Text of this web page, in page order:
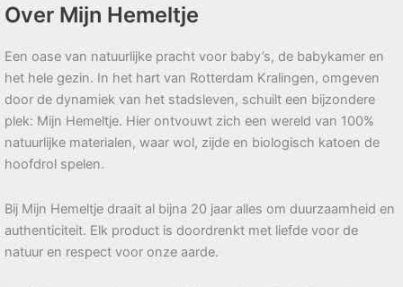
Over Mijn Hemeltje
Een oase van natuurlijke pracht voor baby’s, de babykamer en
het hele gezin. In het hart van Rotterdam Kralingen, omgeven
door de dynamiek van het stadsleven, schuilt een bijzondere
plek: Mijn Hemeltje. Hier ontvouwt zich een wereld van 100%
natuurlijke materialen, waar wol, zijde en biologisch katoen de
hoofdrol spelen.
Bij Mijn Hemeltje draait al bijna 20 jaar alles om duurzaamheid en
authenticiteit. Elk product is doordrenkt met liefde voor de
natuur en respect voor onze aarde.